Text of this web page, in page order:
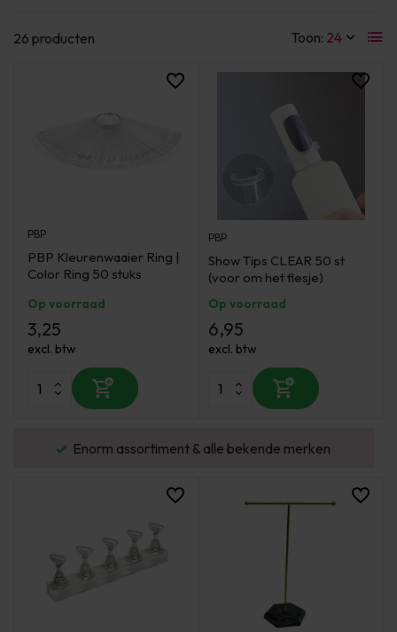
26 producten Toon:
PBP
PBP Kleurenwaaier Ring |
Color Ring 50 stuks
Op voorraad
3,25
excl. btw
PBP
Show Tips CLEAR 50 st
(voor om het flesje)
Op voorraad
6,95
excl. btw
Enorm assortiment & alle bekende merken